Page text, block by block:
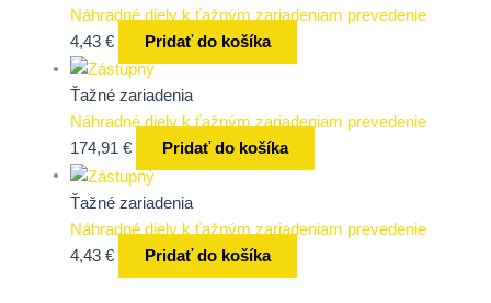
Náhradné diely k ťažným zariadeniam prevedenie
4,43 € Pridať do košíka
Ťažné zariadenia
Náhradné diely k ťažným zariadeniam prevedenie
174,91 € Pridať do košíka
Ťažné zariadenia
Náhradné diely k ťažným zariadeniam prevedenie
4,43 € Pridať do košíka